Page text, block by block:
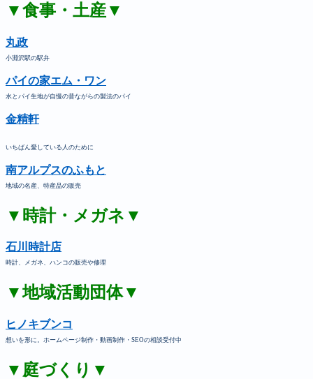
▼食事・土産▼
丸政
小淵沢駅の駅弁
パイの家エム・ワン
水とパイ生地が自慢の昔ながらの製法のパイ
金精軒
いちばん愛している人のために
南アルプスのふもと
地域の名産、特産品の販売
▼時計・メガネ▼
石川時計店
時計、メガネ、ハンコの販売や修理
▼地域活動団体▼
ヒノキブンコ
想いを形に。ホームページ制作・動画制作・SEOの相談受付中
▼庭づくり▼